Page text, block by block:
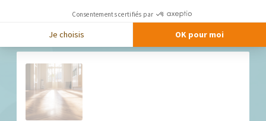
Nos derniers conseils et actus
Consentements certifiés par
Je choisis OK pour moi